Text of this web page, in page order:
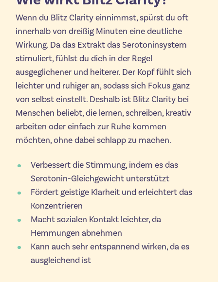
Wenn du Blitz Clarity einnimmst, spürst du oft
innerhalb von dreißig Minuten eine deutliche
Wirkung. Da das Extrakt das Serotoninsystem
stimuliert, fühlst du dich in der Regel
ausgeglichener und heiterer. Der Kopf fühlt sich
leichter und ruhiger an, sodass sich Fokus ganz
von selbst einstellt. Deshalb ist Blitz Clarity bei
Menschen beliebt, die lernen, schreiben, kreativ
arbeiten oder einfach zur Ruhe kommen
möchten, ohne dabei schlapp zu machen.
Verbessert die Stimmung, indem es das
Serotonin-Gleichgewicht unterstützt
Fördert geistige Klarheit und erleichtert das
Konzentrieren
Macht sozialen Kontakt leichter, da
Hemmungen abnehmen
Kann auch sehr entspannend wirken, da es
ausgleichend ist